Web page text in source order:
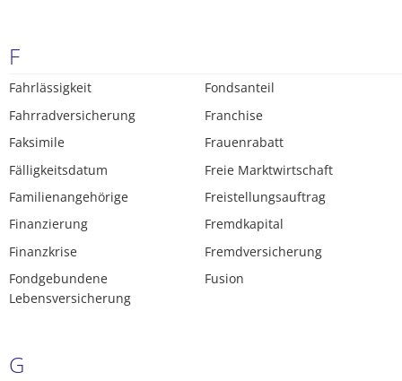
F
Fahrlässigkeit
Fahrradversicherung
Faksimile
Fälligkeitsdatum
Familienangehörige
Finanzierung
Finanzkrise
Fondgebundene
Lebensversicherung
Fondsanteil
Franchise
Frauenrabatt
Freie Marktwirtschaft
Freistellungsauftrag
Fremdkapital
Fremdversicherung
Fusion
G